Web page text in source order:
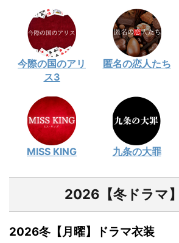
今際の国のアリ
ス3
匿名の恋人たち
MISS KING 九条の大罪
2026【冬ドラマ
2026冬【月曜】ドラマ衣装